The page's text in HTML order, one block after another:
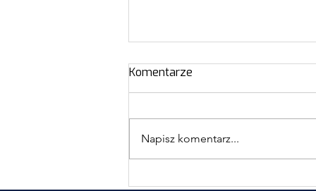
Zagrożenia dla dzieci i
Komentarze
Napisz komentarz...